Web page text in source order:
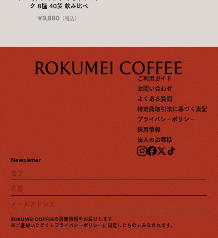
ク 8種 40袋 飲み比べ
¥9,880 （税込）
ご利用ガイド
お問い合わせ
よくある質問
特定商取引法に基づく表記
プライバシーポリシー
採用情報
法人のお客様
Newsletter
ROKUMEI COFFEEの最新情報をお届けします
※ご登録いただくと プライバシーポリシーに同意したものとみなされます。